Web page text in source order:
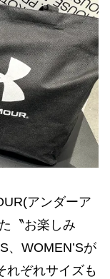
アンダーア
〝お楽しみ
、WOMEN’Sが
れぞれサイズも